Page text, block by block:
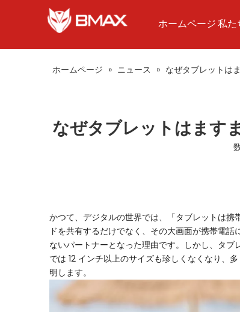
ホームページ私た
ホームページ » ニュース » なぜタブレットは
なぜタブレットはます
かつて、デジタルの世界では、「タブレットは
ドを共有するだけでなく、その大画面が携帯電
ないパートナーとなった理由です。しかし、タブ
では 12 インチ以上のサイズも珍しくなくなり、
明します。